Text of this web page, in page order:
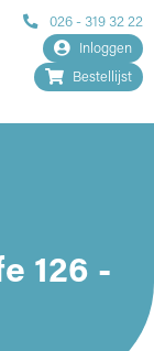
026 - 319 32 22
Inloggen
Bestellijst
126 -